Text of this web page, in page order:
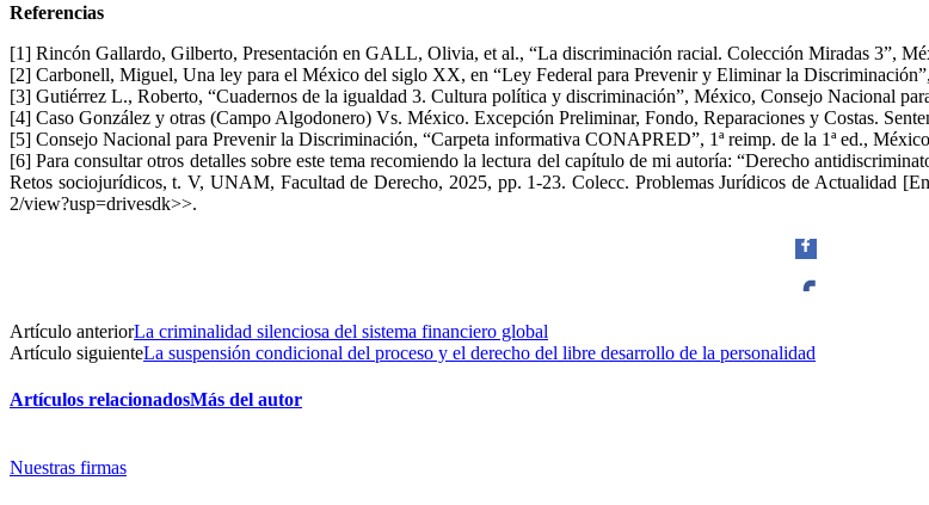
Referencias
[1] Rincón Gallardo, Gilberto, Presentación en GALL, Olivia, et al., “La discriminación racial. Colección Miradas 3”,
[2] Carbonell, Miguel, Una ley para el México del siglo XX, en “Ley Federal para Prevenir y Eliminar la
[3] Gutiérrez L., Roberto, “Cuadernos de la igualdad 3. Cultura política y discriminación”, México, Consejo Nacional
[4] Caso González y otras (Campo Algodonero) Vs. México. Excepción Preliminar, Fondo, Reparaciones y Costas.
[5] Consejo Nacional para Prevenir la Discriminación, “Carpeta informativa CONAPRED”, 1ª reimp. de la 1ª ed.,
[6] Para consultar otros detalles sobre este tema recomiendo la lectura del capítulo de mi autoría: “Derecho
Retos sociojurídicos, t. V, UNAM, Facultad de Derecho, 2025, pp. 1-23. Colecc. Problemas Jurídicos de Actualidad
2/view?usp=drivesdk>>.
Facebook
Artículo anteriorLa criminalidad silenciosa del sistema financiero global
Artículo siguienteLa suspensión condicional del proceso y el derecho del libre desarrollo de la personalidad
Artículos relacionadosMás del autor
Nuestras firmas